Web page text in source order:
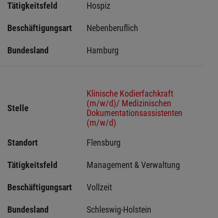
Tätigkeitsfeld Hospiz
Beschäftigungsart Nebenberuflich
Bundesland Hamburg
Stelle
Klinische Kodierfachkraft
(m/w/d)/ Medizinischen
Dokumentationsassistenten
(m/w/d)
Standort
Flensburg
Tätigkeitsfeld Management & Verwaltung
Beschäftigungsart Vollzeit
Bundesland Schleswig-Holstein